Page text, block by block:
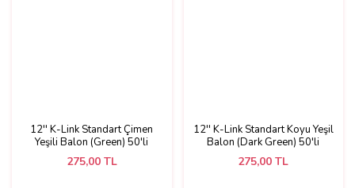
12'' K-Link Standart Çimen
Yeşili Balon (Green) 50'li
275,00 TL
12'' K-Link Standart Koyu Yeşil
Balon (Dark Green) 50'li
275,00 TL